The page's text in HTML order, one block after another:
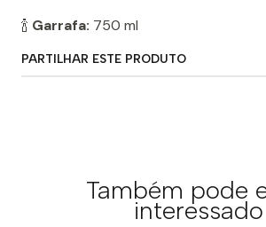
🍾 Garrafa: 750 ml
PARTILHAR ESTE PRODUTO
Também pode
interessado